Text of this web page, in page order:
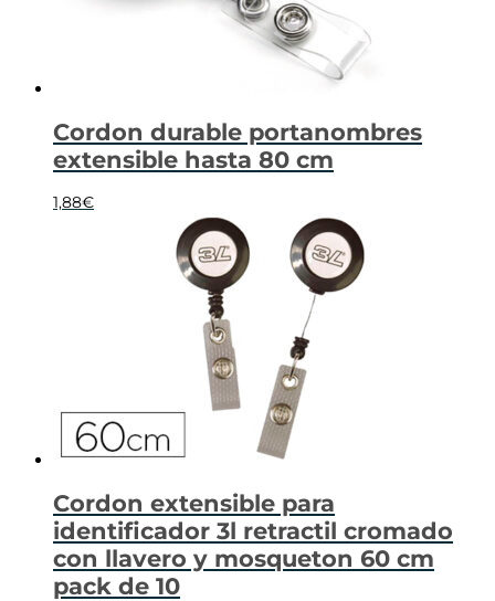
Cordon durable portanombres
extensible hasta 80 cm
1,88€
Cordon extensible para
identificador 3l retractil cromado
con llavero y mosqueton 60 cm
pack de 10